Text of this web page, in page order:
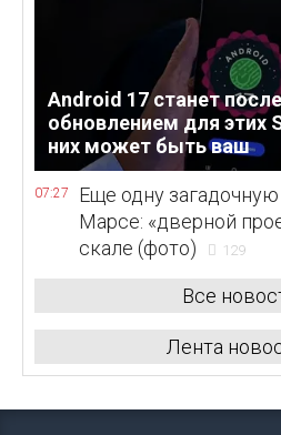
Android 17 станет
обновлением для этих
них может быть ваш
07:27
Еще одну
Марсе: «дверной
скале (фото)
129
Все
Лента